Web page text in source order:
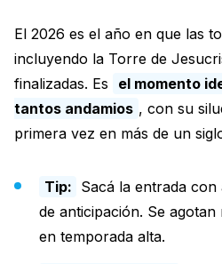
El 2026 es el año en que las
incluyendo la Torre de
finalizadas. Es
el momento
tantos andamios , con su
primera vez en más de un
Tip: Sacá la entrada con
de anticipación. Se
en temporada alta.